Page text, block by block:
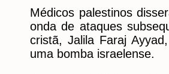
Médicos palestinos
onda de ataques
cristã, Jalila Faraj
uma bomba israelense.